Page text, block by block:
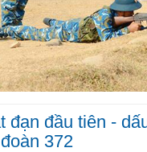
đạn đầu tiên -
372